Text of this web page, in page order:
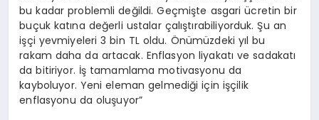
bu kadar problemli değildi. Geçmişte asgari ücretin bir
buçuk katına değerli ustalar çalıştırabiliyorduk. Şu an
işçi yevmiyeleri 3 bin TL oldu. Önümüzdeki yıl bu
rakam daha da artacak. Enflasyon liyakatı ve sadakatı
da bitiriyor. İş tamamlama motivasyonu da
kayboluyor. Yeni eleman gelmediği için işçilik
enflasyonu da oluşuyor”